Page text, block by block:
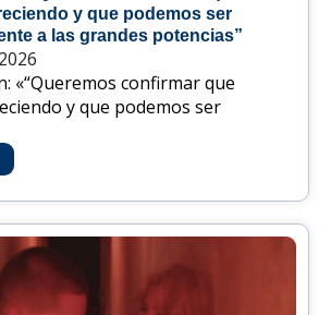
y que podemos ser
a las grandes potencias”
«“Queremos confirmar que
y que podemos ser